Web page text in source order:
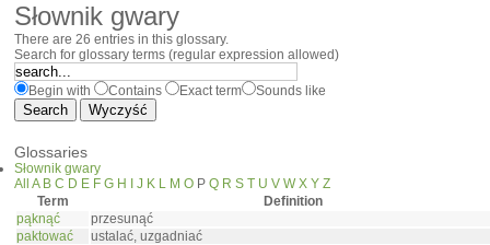
Słownik gwary
There are 26 entries in this glossary.
Search for glossary terms (regular expression allowed)
Begin with Contains Exact term Sounds like
Glossaries
Słownik gwary
All A B C D E F G H J K L M O P Q R S T U V W X Y Z
Term
Definition
pąknąć
przesunąć
paktować
ustalać, uzgadniać